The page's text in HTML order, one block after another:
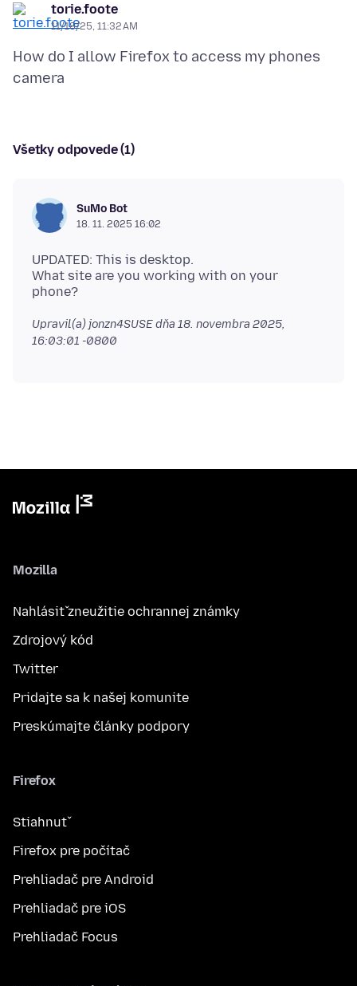
torie.foote
11/18/25, 11:32 AM
How do I allow Firefox to access my phones
Všetky odpovede (1)
SuMo Bot
18. 11. 2025 16:02
UPDATED: This is desktop.
What site are you working with on your
Upravil(a) jonzn4SUSE dňa 18. novembra 2025,
16:03:01 -0800
Mozilla
Nahlásiť zneužitie ochrannej známky
Zdrojový kód
Twitter
Pridajte sa k našej komunite
Preskúmajte články podpory
Firefox
Stiahnuť
Firefox pre počítač
Prehliadač pre Android
Prehliadač pre iOS
Prehliadač Focus